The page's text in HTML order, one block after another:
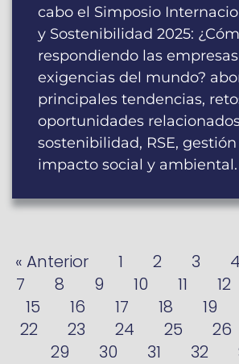
cabo el Simposio
y Sostenibilidad 2025:
respondiendo las
exigencias del mundo?
principales tendencias,
oportunidades
sostenibilidad, RSE,
impacto social y ambiental.
« Anterior 1 2 3 4
7
8 9 10 11 12
15
16 17 18 19
22
23 24 25 26
29
30 31 32